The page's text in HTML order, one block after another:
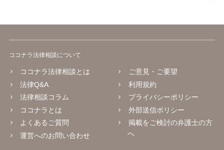
ココナラ法律相談について
ココナラ法律相談とは
法律Q&A
法律相談コラム
ココナラとは
よくあるご質問
運営へのお問い合わせ
ご意見・ご要望
利用規約
プライバシーポリシー
外部送信ポリシー
掲載をご検討の弁護士の方
へ